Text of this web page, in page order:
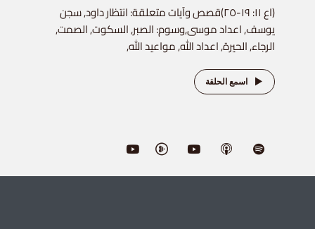
(اع ١١: ١٩-٢٥)قصص وآيات متعلقة: انتظار داود, سجن
يوسف, اعداد موسى,وسوم: الصبر, السكوت, الصمت,
الرجاء, الحيرة, اعداد الله, مواعيد الله,
اسمع الحلقة